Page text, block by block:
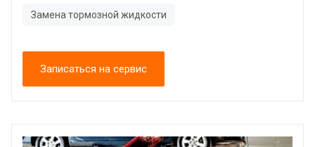
Замена тормозной жидкости
Записаться на сервис